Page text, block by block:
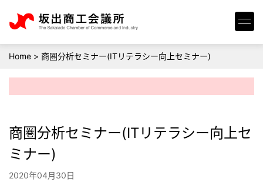
Home > 商圏分析セミナー(ITリテラシー向上セミナー)
商圏分析セミナー(ITリテラシー向上セ
ミナー)
2020年04月30日